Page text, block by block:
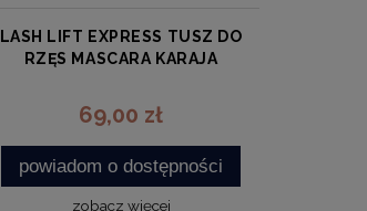
LASH LIFT EXPRESS TUSZ DO
RZĘS MASCARA KARAJA
KARAJA
69,00 zł
powiadom o dostępności
zobacz więcej